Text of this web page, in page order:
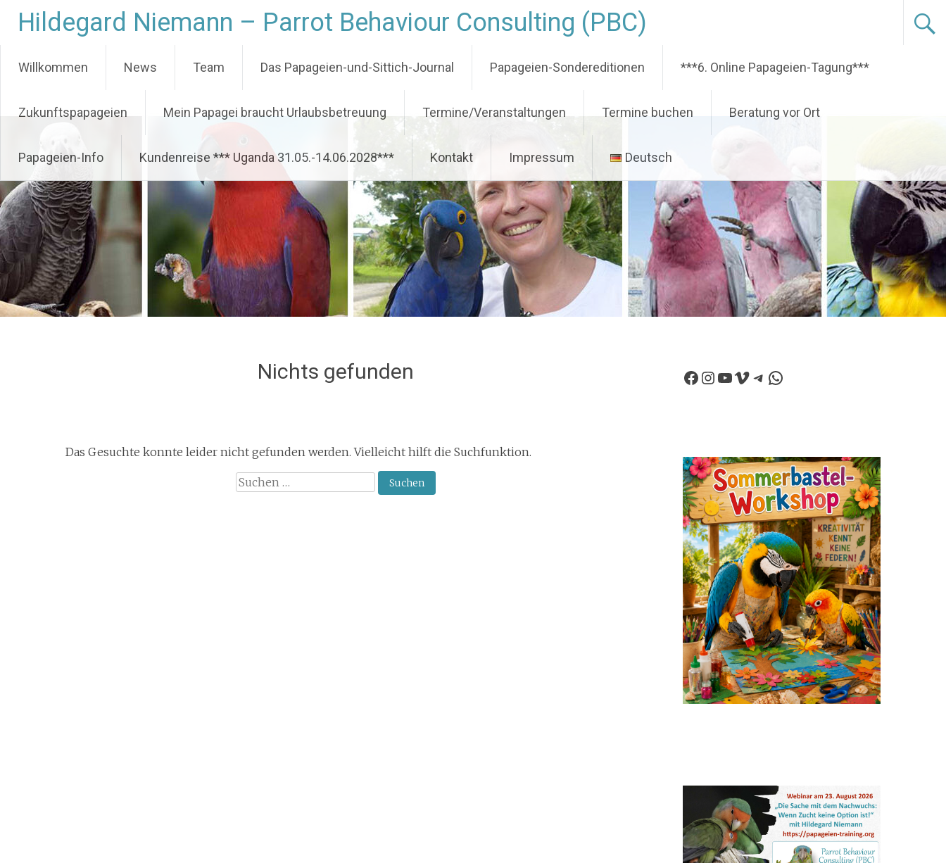
Inhalt
springen
Hildegard Niemann – Parrot Behaviour Consulting (PBC)
Willkommen News Team Das Papageien-und-Sittich-Journal Papageien-Sondereditionen ***6. Online Papageien-Tagung***
Zukunftspapageien Mein Papagei braucht Urlaubsbetreuung Termine/Veranstaltungen Termine buchen Beratung vor Ort
Papageien-Info Kundenreise *** Uganda 31.05.-14.06.2028*** Kontakt Impressum Deutsch
Nichts gefunden
Das Gesuchte konnte leider nicht gefunden werden. Vielleicht hilft die Suchfunktion.
Suchen
nach:
Facebook
Instagram
YouTube
Vimeo
Telegram
WhatsApp